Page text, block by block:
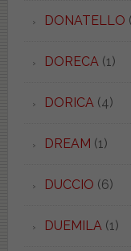
DONATELLO
DORECA(1)
DORICA(4)
DREAM (1)
DUCCIO (6)
DUEMILA(1)